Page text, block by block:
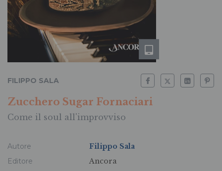
FILIPPO SALA
Zucchero Sugar Fornaciari
Come il soul all'improvviso
Autore
Filippo Sala
Editore
Ancora